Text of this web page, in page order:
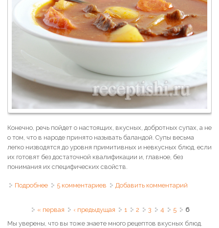
Конечно, речь пойдет о настоящих, вкусных, добротных супах, а не
о том, что в народе принято называть баландой. Супы весьма
легко низводятся до уровня примитивных и невкусных блюд, если
их готовят без достаточной квалификации и, главное, без
понимания их специфических свойств.
Подробнее о Мясной суп: правильный и вкусный
5 комментариев Добавить комментарий
Страницы« первая ‹ предыдущая 1 2 3 4 5
6
Мы уверены, что вы тоже знаете много рецептов вкусных блюд.